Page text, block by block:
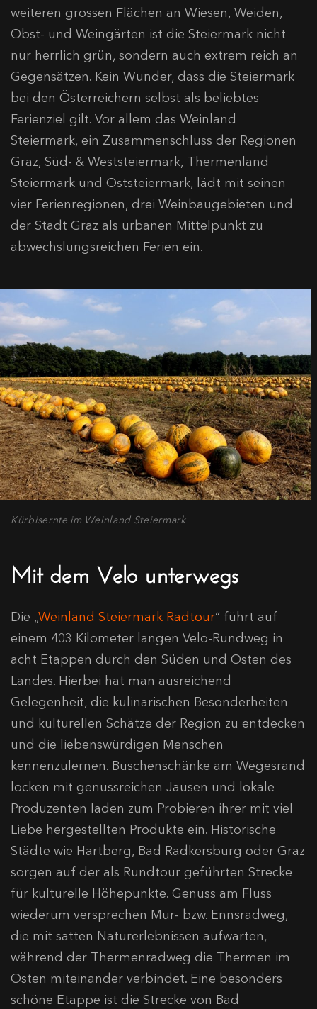
weiteren grossen Flächen an Wiesen, Weiden,
Obst- und Weingärten ist die Steiermark nicht
nur herrlich grün, sondern auch extrem reich an
Gegensätzen. Kein Wunder, dass die Steiermark
bei den Österreichern selbst als beliebtes
Ferienziel gilt. Vor allem das Weinland
Steiermark, ein Zusammenschluss der Regionen
Graz, Süd- & Weststeiermark, Thermenland
Steiermark und Oststeiermark, lädt mit seinen
vier Ferienregionen, drei Weinbaugebieten und
der Stadt Graz als urbanen Mittelpunkt zu
abwechslungsreichen Ferien ein.
Kürbisernte im Weinland Steiermark
Mit dem Velo unterwegs
Die „Weinland Steiermark Radtour“ führt auf
einem 403 Kilometer langen Velo-Rundweg in
acht Etappen durch den Süden und Osten des
Landes. Hierbei hat man ausreichend
Gelegenheit, die kulinarischen Besonderheiten
und kulturellen Schätze der Region zu entdecken
und die liebenswürdigen Menschen
kennenzulernen. Buschenschänke am Wegesrand
locken mit genussreichen Jausen und lokale
Produzenten laden zum Probieren ihrer mit viel
Liebe hergestellten Produkte ein. Historische
Städte wie Hartberg, Bad Radkersburg oder Graz
sorgen auf der als Rundtour geführten Strecke
für kulturelle Höhepunkte. Genuss am Fluss
wiederum versprechen Mur- bzw. Ennsradweg,
die mit satten Naturerlebnissen aufwarten,
während der Thermenradweg die Thermen im
Osten miteinander verbindet. Eine besonders
schöne Etappe ist die Strecke von Bad